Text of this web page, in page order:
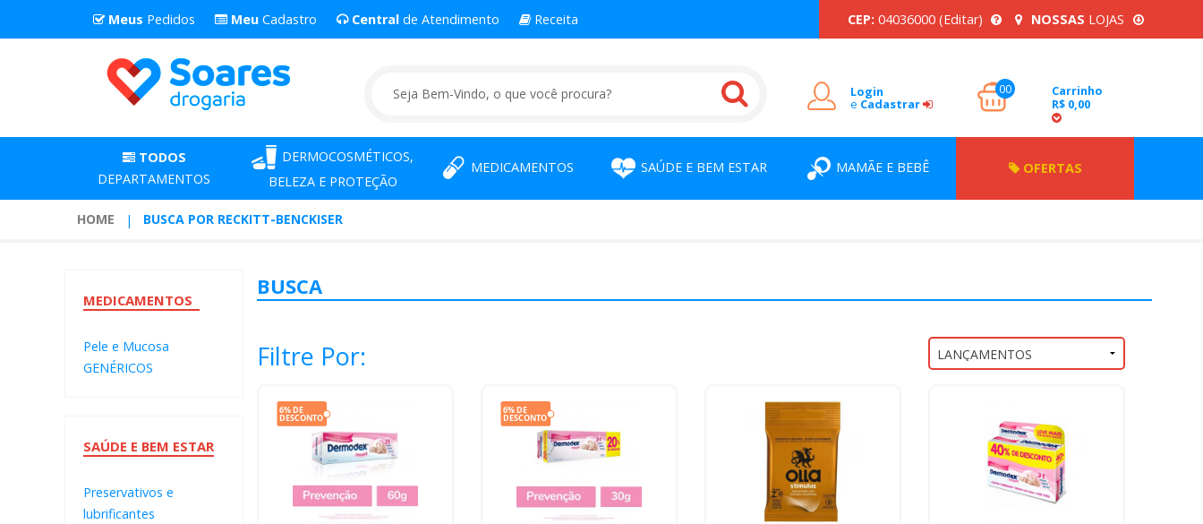
Meus Pedidos Meu Cadastro Central de Atendimento Receita CEP: 04036000 (Editar) NOSSAS LOJAS
Login
e Cadastrar
00
Carrinho
R$ 0,00
TODOS
DEPARTAMENTOS
DERMOCOSMÉTICOS,
BELEZA E PROTEÇÃO
MEDICAMENTOS SAÚDE E BEM ESTAR MAMÃE E BEBÊ OFERTAS
HOME BUSCA POR RECKITT-BENCKISER
MEDICAMENTOS
Pele e Mucosa
GENÉRICOS
SAÚDE E BEM ESTAR
Preservativos e
lubrificantes
BUSCA
Filtre Por: